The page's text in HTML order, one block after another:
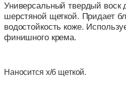
Универсальный твердый воск
шерстяной щеткой. Придает
водостойкость коже.
финишного крема.
Наносится х/б щеткой.